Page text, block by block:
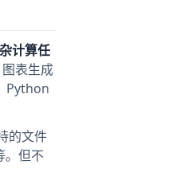
计算任
表生成
Python
的文件
。但不